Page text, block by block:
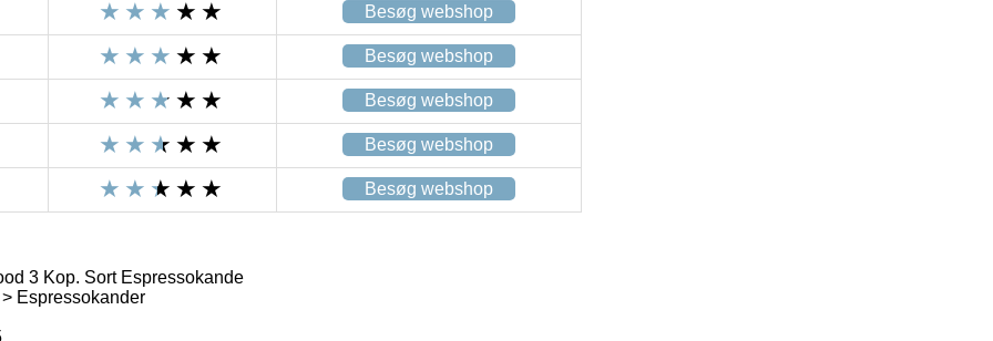
Besøg webshop
Besøg webshop
Besøg webshop
Besøg webshop
Besøg webshop
3 Kop. Sort Espressokande
Espressokander